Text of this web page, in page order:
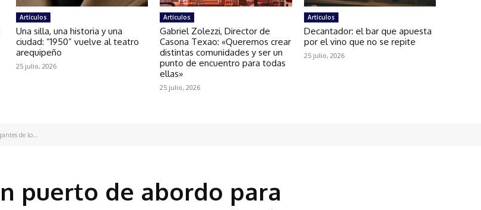
Artículos
Una silla, una historia y una
ciudad: “1950” vuelve al teatro
arequipeño
25 julio, 2026
Artículos
Gabriel Zolezzi, Director de
Casona Texao: «Queremos crear
distintas comunidades y ser un
punto de encuentro para todas
ellas»
25 julio, 2026
Artículos
Decantador: el bar que apuesta
por el vino que no se repite
25 julio, 2026